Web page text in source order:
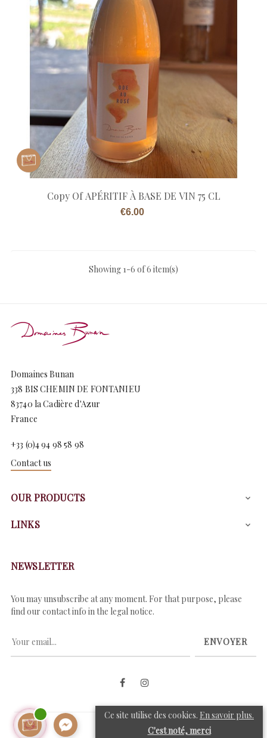
Ce site utilise des cookies. En savoir plus.
C'est noté, merci
Copy Of APÉRITIF À BASE DE VIN 75 CL
Price
€6.00
Showing 1-6 of 6 item(s)
Domaines Bunan
338 BIS CHEMIN DE FONTANIEU
83740 la Cadière d'Azur
France
+33 (0)4 94 98 58 98
Contact us
OUR PRODUCTS 
LINKS 
NEWSLETTER
You may unsubscribe at any moment. For that purpose, please
find our contact info in the legal notice.
ENVOYER
Facebook